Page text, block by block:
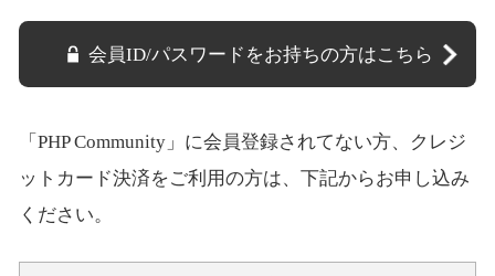
会員ID/パスワードをお持ちの方はこちら
「PHP Community」に会員登録されてない方、クレジ
ットカード決済をご利用の方は、下記からお申し込み
ください。